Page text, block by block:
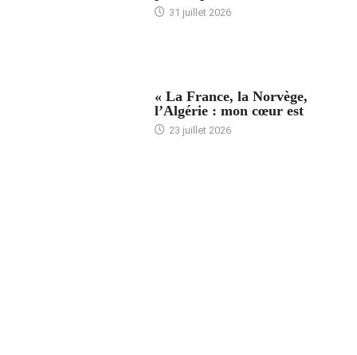
31 juillet 2026
« La France, la Norvège,
l’Algérie : mon cœur est
23 juillet 2026